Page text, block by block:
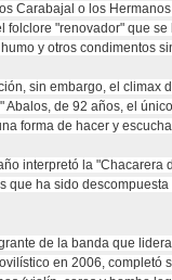
Carabajal o los
folclore "renovador" que
y otros condimentos
sin embargo, el climax
Abalos, de 92 años, el
forma de hacer y
interpretó la "Chacarera
que ha sido
de la banda que
en 2006, completó